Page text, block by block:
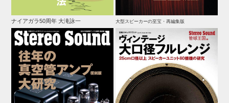
ナイアガラ50周年 大滝詠一 大型スピーカーの至宝・再編集版